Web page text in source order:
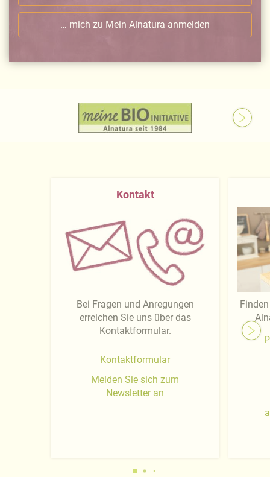
… mich zu Mein Alnatura anmelden
Kontakt
Bei Fragen und Anregungen
erreichen Sie uns über das
Kontaktformular.
Kontaktformular
Melden Sie sich zum
Newsletter an